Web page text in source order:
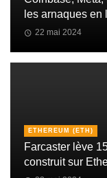
les arnaques en
22 mai 2024
ETHEREUM (ETH)
Farcaster lève
construit sur